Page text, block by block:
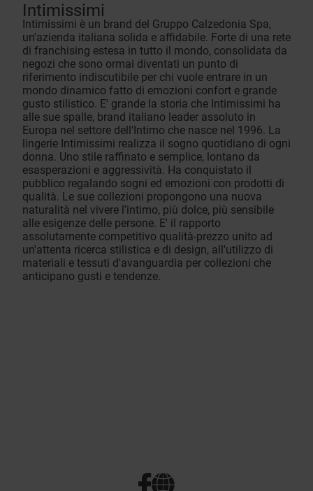
Intimissimi
Intimissimi è un brand del Gruppo Calzedonia Spa,
un'azienda italiana solida e affidabile. Forte di una rete
di franchising estesa in tutto il mondo, consolidata da
negozi che sono ormai diventati un punto di
riferimento indiscutibile per chi vuole entrare in un
mondo dinamico fatto di emozioni confort e grande
gusto stilistico. E' grande la storia che Intimissimi ha
alle sue spalle, brand italiano leader assoluto in
Europa nel settore dell'Intimo che nasce nel 1996. La
lingerie Intimissimi realizza il sogno quotidiano di ogni
donna. Uno stile raffinato e semplice, lontano da
esasperazioni e aggressività. Ha conquistato il
pubblico regalando sogni ed emozioni con prodotti di
qualità. Le sue collezioni propongono una nuova
naturalità nel vivere l'intimo, più dolce, più sensibile
alle esigenze delle persone. E' il rapporto
assolutamente competitivo qualità-prezzo unito ad
un'attenta ricerca stilistica e di design, all'utilizzo di
materiali e tessuti d'avanguardia per collezioni che
anticipano gusti e tendenze.